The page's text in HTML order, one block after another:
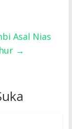
Asal Nias
→